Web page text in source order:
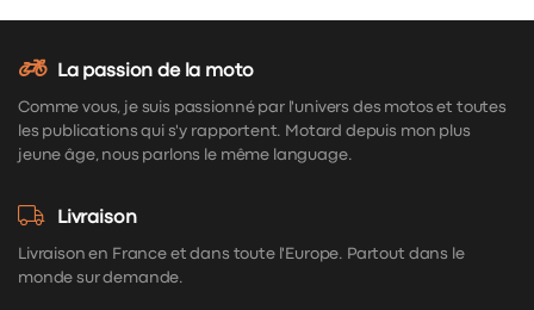
La passion de la moto
Comme vous, je suis passionné par l'univers des motos et toutes
les publications qui s'y rapportent. Motard depuis mon plus
jeune âge, nous parlons le même language.
Livraison
Livraison en France et dans toute l'Europe. Partout dans le
monde sur demande.